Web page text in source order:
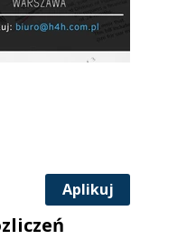
Aplikuj